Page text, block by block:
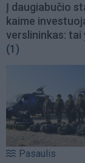
Į daugiabučio
kaime
verslininkas:
(1)
Pasaulis